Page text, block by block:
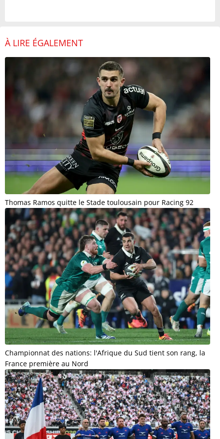
À LIRE ÉGALEMENT
Thomas Ramos quitte le Stade toulousain pour Racing 92
Championnat des nations: l'Afrique du Sud tient son rang, la
France première au Nord